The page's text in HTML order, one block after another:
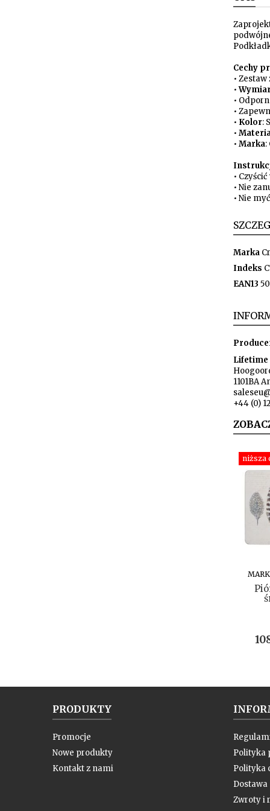
Cechy
•
•
•
•
• Kolor:
•
• Marka:
• Czyścić
• Nie
• Nie
Marka
Indeks
EAN13
Lifetime
1101BA
+44 (0)
niższa
PRODUKTY
Promocje
Nowe produkty
Kontakt z nami
Polityka
Polityka
Dostawa
Zwroty i